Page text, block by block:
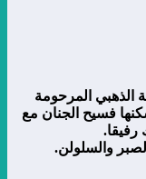
الذهبي المرحومة
فسيح الجنان مع
رفيقا.
والسلولن.